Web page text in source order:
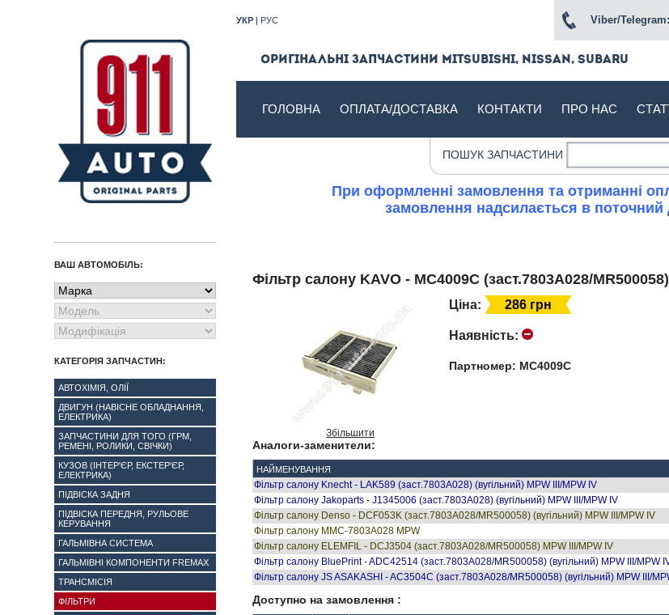
УКР | РУС Viber/
Оригінальні запчастини Mitsubishi, Nissan, Subaru
ГОЛОВНА ОПЛАТА/ДОСТАВКА КОНТАКТИ ПРО НАС
ПОШУК ЗАПЧАСТИНИ
При оформленні замовлення та отриманні
замовлення надсилається в поточний
Фільтр салону KAVO - MC4009C (заст.7803A028/
Збільшити
Ціна: 286 грн
Наявність:
Партномер: MC4009C
Аналоги-заменители:
НАЙМЕНУВАННЯ
Фільтр салону Knecht - LAK589 (заст.7803A028) (вугільний) MPW III/MPW IV
Фільтр салону Jakoparts - J1345006 (заст.7803A028) (вугільний) MPW III/MPW IV
Фільтр салону Denso - DCF053K (заст.7803A028/MR500058) (вугільний) MPW III/MPW IV
Фільтр салону MMC-7803A028 MPW
Фільтр салону ELEMFIL - DCJ3504 (заст.7803A028/MR500058) MPW III/MPW IV
Фільтр салону BluePrint - ADC42514 (заст.7803A028/MR500058) (вугільний) MPW III/MPW
Фільтр салону JS ASAKASHI - AC3504C (заст.7803A028/MR500058) (вугільний) MPW III/
Доступно на замовлення :
ВАШ АВТОМОБІЛЬ:
КАТЕГОРІЯ ЗАПЧАСТИН:
АВТОХІМІЯ, ОЛІЇ
ДВИГУН (НАВІСНЕ ОБЛАДНАННЯ,
ЕЛЕКТРИКА)
ЗАПЧАСТИНИ ДЛЯ ТОГО (ГРМ,
РЕМЕНІ, РОЛИКИ, СВІЧКИ)
КУЗОВ (ІНТЕР'ЄР, ЕКСТЕР'ЄР,
ЕЛЕКТРИКА)
ПІДВІСКА ЗАДНЯ
ПІДВІСКА ПЕРЕДНЯ, РУЛЬОВЕ
КЕРУВАННЯ
ГАЛЬМІВНА СИСТЕМА
ГАЛЬМІВНІ КОМПОНЕНТИ FREMAX
ТРАНСМІСІЯ
ФІЛЬТРИ